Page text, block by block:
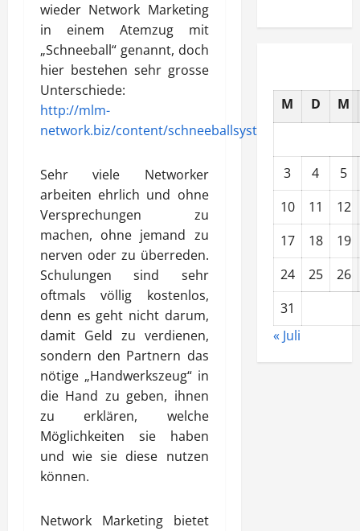
wieder Network Marketing
in einem Atemzug mit
„Schneeball“ genannt, doch
hier bestehen sehr grosse
Unterschiede:
http://mlm-
network.biz/content/schneeballsystem.htm
Sehr viele Networker
arbeiten ehrlich und ohne
Versprechungen zu
machen, ohne jemand zu
nerven oder zu überreden.
Schulungen sind sehr
oftmals völlig kostenlos,
denn es geht nicht darum,
damit Geld zu verdienen,
sondern den Partnern das
nötige „Handwerkszeug“ in
die Hand zu geben, ihnen
zu erklären, welche
Möglichkeiten sie haben
und wie sie diese nutzen
können.
Network Marketing bietet
M D M
3 4
5
10
11
12
17
18
19
24
25
26
31
« Juli